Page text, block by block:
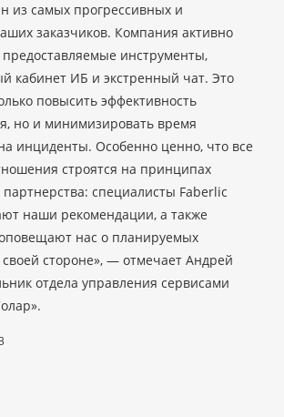
из самых прогрессивных и
заказчиков. Компания активно
предоставляемые инструменты,
кабинет ИБ и экстренный чат. Это
повысить эффективность
но и минимизировать время
инциденты. Особенно ценно, что все
строятся на принципах
специалисты Faberlic
наши рекомендации, а также
нас о планируемых
стороне», — отмечает Андрей
отдела управления сервисами